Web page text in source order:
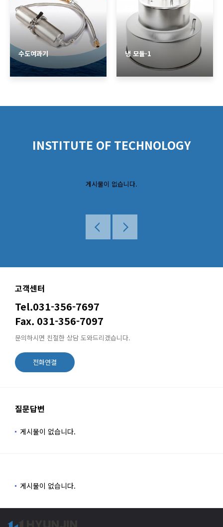
수도여과기 냉 모듈-1
INSTITUTE OF TECHNOLOGY
게시물이 없습니다.
고객센터
Tel.031-356-7697
Fax. 031-356-7097
문의하시면 친절한 상담 도와드리겠습니다.
전화연결
질문답변
게시물이 없습니다.
게시물이 없습니다.